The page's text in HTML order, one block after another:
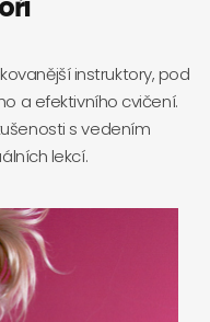
instruktory, pod
a efektivního cvičení.
s vedením
lekcí.